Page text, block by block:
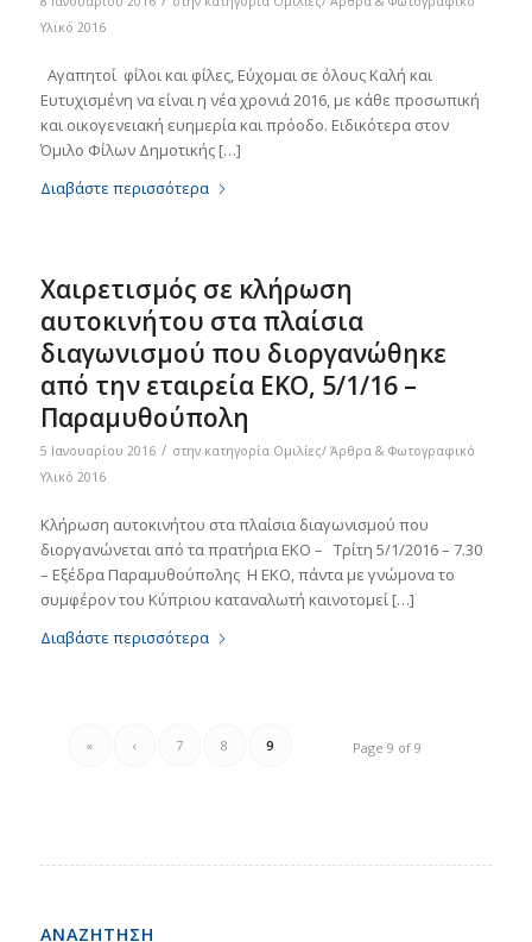
Υλικό 2016
Αγαπητοί φίλοι και φίλες, Εύχομαι σε όλους Καλή και
Ευτυχισμένη να είναι η νέα χρονιά 2016, με κάθε προσωπική
και οικογενειακή ευημερία και πρόοδο. Ειδικότερα στον
Όμιλο Φίλων Δημοτικής […]
Διαβάστε περισσότερα
Χαιρετισμός σε κλήρωση
αυτοκινήτου στα πλαίσια
διαγωνισμού που διοργανώθηκε
από την εταιρεία EKO, 5/1/16 –
Παραμυθούπολη
5 Ιανουαρίου 2016 / στην κατηγορία Ομιλίες/ Άρθρα & Φωτογραφικό
Υλικό 2016
Κλήρωση αυτοκινήτου στα πλαίσια διαγωνισμού που
διοργανώνεται από τα πρατήρια ΕΚΟ – Τρίτη 5/1/2016 – 7.30
– Εξέδρα Παραμυθούπολης H EKO, πάντα με γνώμονα το
συμφέρον του Κύπριου καταναλωτή καινοτομεί […]
Διαβάστε περισσότερα
Page 9 of 9
« ‹ 7 8 9
ΑΝΑΖΗΤΗΣΗ